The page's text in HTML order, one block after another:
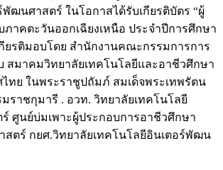
พัฒนศาสตร์ ในโอกาสได้รับเกียรติบัตร “ผู้
ภาคตะวันออกเฉียงเหนือ ประจำปีการศึกษา
กียรติมอบโดย สำนักงานคณะกรรมการการ
สมาคมวิทยาลัยเทคโนโลยีและอาชีวศึกษา
ไทย ในพระราชูปถัมภ์ สมเด็จพระเทพรัตน
ราชกุมารี . อวท. วิทยาลัยเทคโนโลยี
ศูนย์บ่มเพาะผู้ประกอบการอาชีวศึกษา
สตร์ กยศ.วิทยาลัยเทคโนโลยีอินเตอร์พัฒน